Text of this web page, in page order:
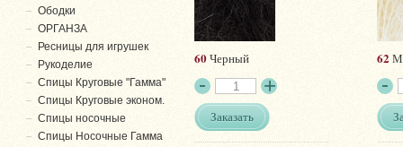
60Черный
Заказать
62
Ободки
ОРГАНЗА
Ресницы для игрушек
Рукоделие
Спицы Круговые "Гамма"
Спицы Круговые эконом.
Спицы носочные
Спицы Носочные Гамма